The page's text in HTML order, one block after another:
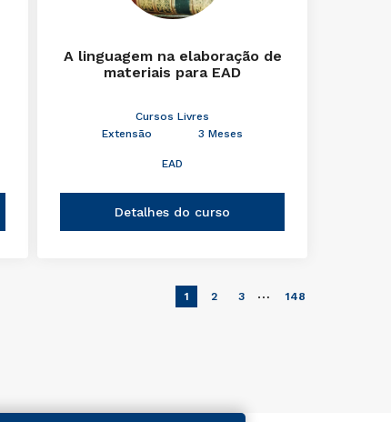
A linguagem na elaboração de
materiais para EAD
Cursos Livres
Extensão
3 Meses
EAD
Detalhes do curso
1 2 3 … 148